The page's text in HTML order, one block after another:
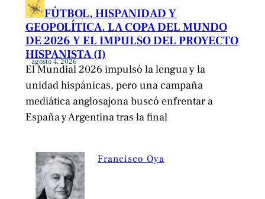
FÚTBOL, HISPANIDAD Y
GEOPOLÍTICA. LA COPA DEL MUNDO
DE 2026 Y EL IMPULSO DEL PROYECTO
HISPANISTA (I)
agosto 4, 2026
El Mundial 2026 impulsó la lengua y la
unidad hispánicas, pero una campaña
mediática anglosajona buscó enfrentar a
España y Argentina tras la final
Francisco Oya